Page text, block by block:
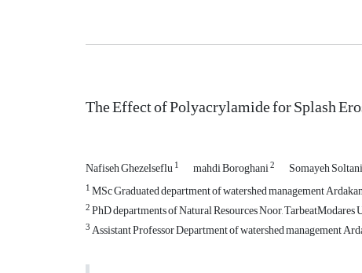
The Effect of Polyacrylamide for Splash
Nafiseh Ghezelseflu1 mahdi Boroghani2 Somayeh Soltani
1MSc Graduated department of watershed management
2PhD departments of Natural Resources Noor, TarbeatModares
3Assistant Professor Department of watershed management